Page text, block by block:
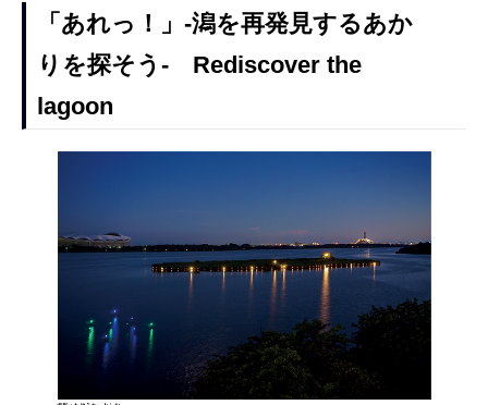
「あれっ！」-潟を再発見するあか
りを探そう- Rediscover the
lagoon